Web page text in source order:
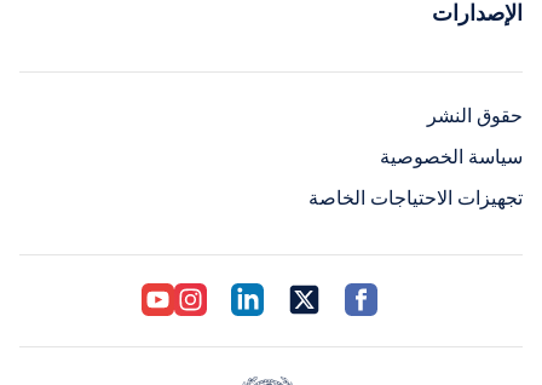
الإصدارات
حقوق النشر
سياسة الخصوصية
تجهيزات الاحتياجات الخاصة